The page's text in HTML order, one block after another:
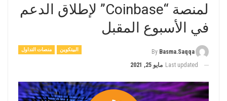
لمنصة “Coinbase” لإطلاق الدعم
في الأسبوع المقبل
البيتكوين منصات التداول By Basma.saqqa
Last updated مايو 25, 2021